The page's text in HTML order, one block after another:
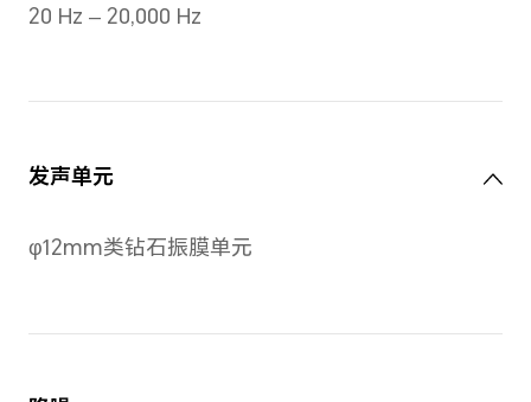
5.5小时（ANC ON）